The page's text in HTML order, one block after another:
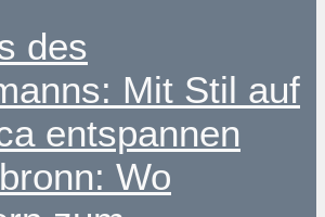
des
Mit Stil auf
entspannen
Wo